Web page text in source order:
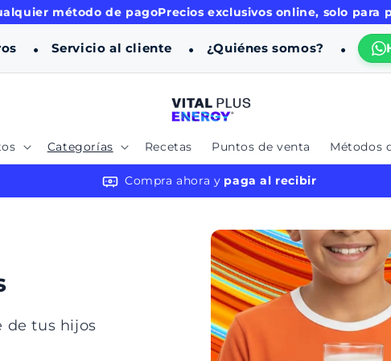
método de pagoPrecios exclusivos online, solo para
Servicio al cliente ¿Quiénes somos?
Categorías Recetas Puntos de venta Métodos
Compra ahora y paga al recibir
de tus hijos